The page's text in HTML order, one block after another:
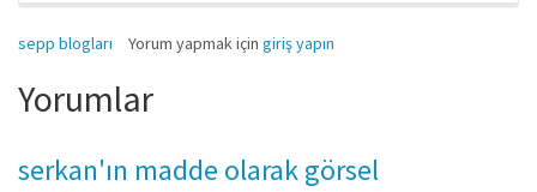
sepp blogları Yorum yapmak için giriş yapın
Yorumlar
serkan'ın madde olarak görsel